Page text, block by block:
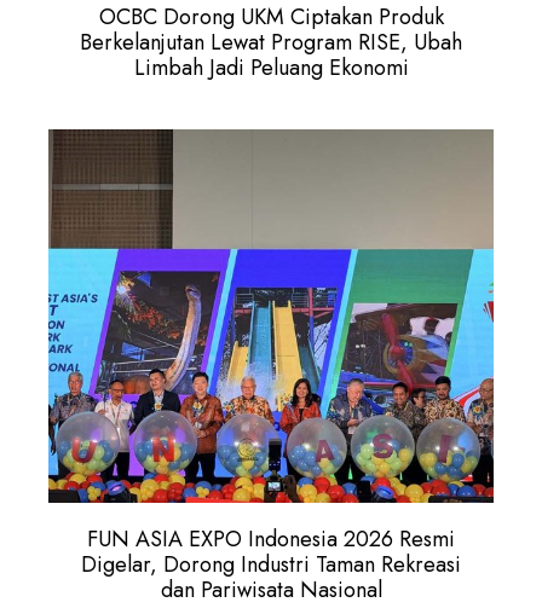
OCBC Dorong UKM Ciptakan Produk
Berkelanjutan Lewat Program RISE, Ubah
Limbah Jadi Peluang Ekonomi
FUN ASIA EXPO Indonesia 2026 Resmi
Digelar, Dorong Industri Taman Rekreasi
dan Pariwisata Nasional